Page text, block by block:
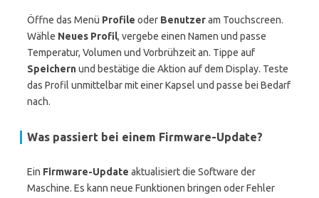
Öffne das Menü Profile oder Benutzeram Touchscreen.
Wähle Neues Profil, vergebe einen Namen und passe
Temperatur, Volumen und Vorbrühzeit an. Tippe auf
Speichernund bestätige die Aktion auf dem Display. Teste
das Profil unmittelbar mit einer Kapsel und passe bei Bedarf
nach.
Was passiert bei einem Firmware-Update?
Ein Firmware-Update aktualisiert die Software der
Maschine. Es kann neue Funktionen bringen oder Fehler